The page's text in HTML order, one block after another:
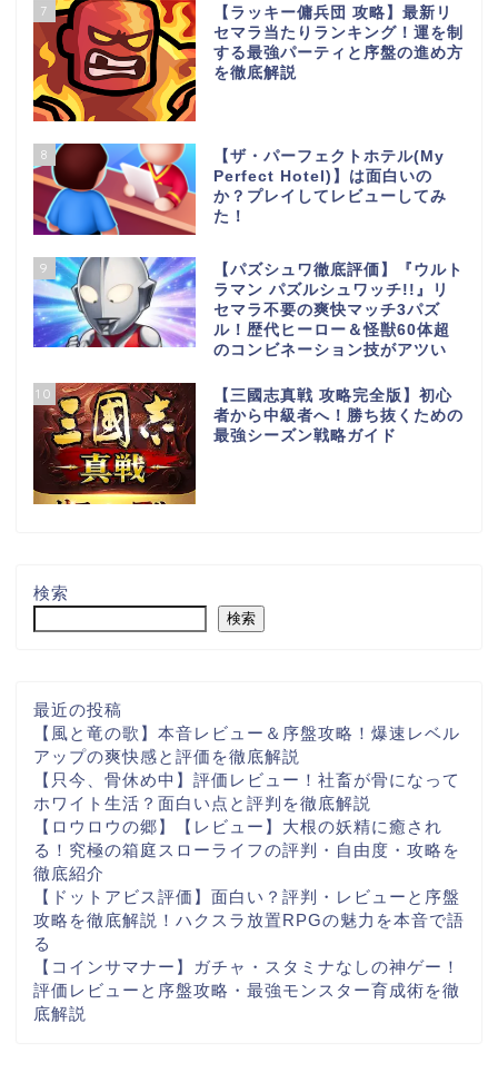
7
【ラッキー傭兵団 攻略】最新リ
セマラ当たりランキング！運を制
する最強パーティと序盤の進め方
を徹底解説
8
【ザ・パーフェクトホテル(My
Perfect Hotel)】は面白いの
か？プレイしてレビューしてみ
た！
9
【パズシュワ徹底評価】『ウルト
ラマン パズルシュワッチ!!』リ
セマラ不要の爽快マッチ3パズ
ル！歴代ヒーロー＆怪獣60体超
のコンビネーション技がアツい
10
【三國志真戦 攻略完全版】初心
者から中級者へ！勝ち抜くための
最強シーズン戦略ガイド
検索
検索
最近の投稿
【風と竜の歌】本音レビュー＆序盤攻略！爆速レベル
アップの爽快感と評価を徹底解説
【只今、骨休め中】評価レビュー！社畜が骨になって
ホワイト生活？面白い点と評判を徹底解説
【ロウロウの郷】【レビュー】大根の妖精に癒され
る！究極の箱庭スローライフの評判・自由度・攻略を
徹底紹介
【ドットアビス評価】面白い？評判・レビューと序盤
攻略を徹底解説！ハクスラ放置RPGの魅力を本音で語
る
【コインサマナー】ガチャ・スタミナなしの神ゲー！
評価レビューと序盤攻略・最強モンスター育成術を徹
底解説